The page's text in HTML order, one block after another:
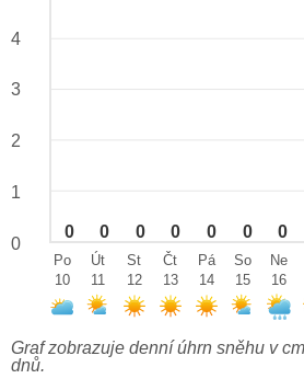
0 0 0 0 0 0 0
4
3
2
1
0
Po
10
Út
11
St
12
Čt
13
Pá
14
So
15
Ne
16
Graf zobrazuje denní úhrn sněhu v
dnů.